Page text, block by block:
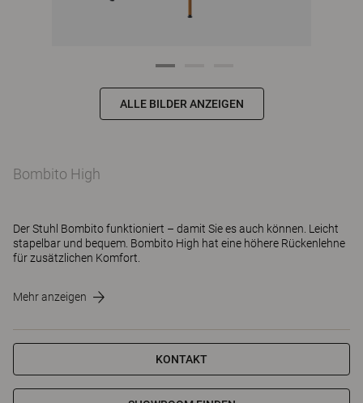
ALLE BILDER ANZEIGEN
Bombito High
Der Stuhl Bombito funktioniert – damit Sie es auch können. Leicht
stapelbar und bequem. Bombito High hat eine höhere Rückenlehne
für zusätzlichen Komfort.
Mehr anzeigen
KONTAKT